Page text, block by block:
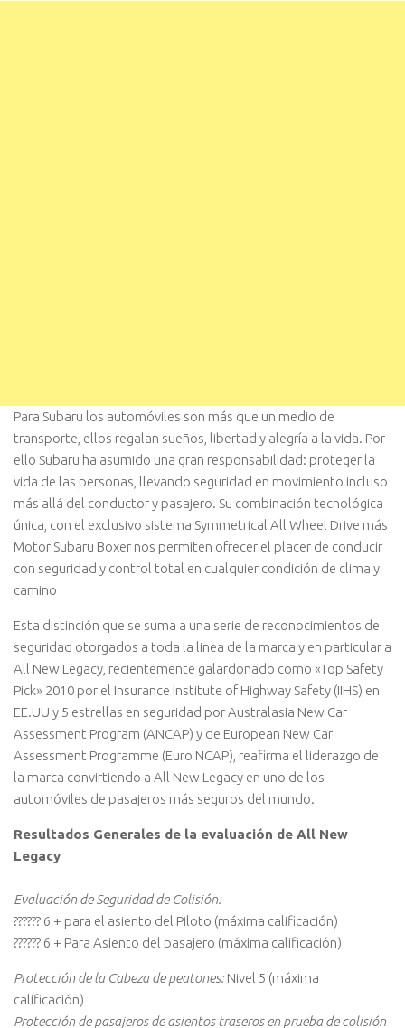
Para Subaru los automóviles son más que un medio de
transporte, ellos regalan sueños, libertad y alegría a la vida. Por
ello Subaru ha asumido una gran responsabilidad: proteger la
vida de las personas, llevando seguridad en movimiento incluso
más allá del conductor y pasajero. Su combinación tecnológica
única, con el exclusivo sistema Symmetrical All Wheel Drive más
Motor Subaru Boxer nos permiten ofrecer el placer de conducir
con seguridad y control total en cualquier condición de clima y
camino
Esta distinción que se suma a una serie de reconocimientos de
seguridad otorgados a toda la linea de la marca y en particular a
All New Legacy, recientemente galardonado como «Top Safety
Pick» 2010 por el Insurance Institute of Highway Safety (IIHS) en
EE.UU y 5 estrellas en seguridad por Australasia New Car
Assessment Program (ANCAP) y de European New Car
Assessment Programme (Euro NCAP), reafirma el liderazgo de
la marca convirtiendo a All New Legacy en uno de los
automóviles de pasajeros más seguros del mundo.
Resultados Generales de la evaluación de All New
Legacy
Evaluación de Seguridad de Colisión:
?????? 6 + para el asiento del Piloto (máxima calificación)
?????? 6 + Para Asiento del pasajero (máxima calificación)
Protección de la Cabeza de peatones:Nivel 5 (máxima
calificación)
Protección de pasajeros de asientos traseros en prueba de colisión